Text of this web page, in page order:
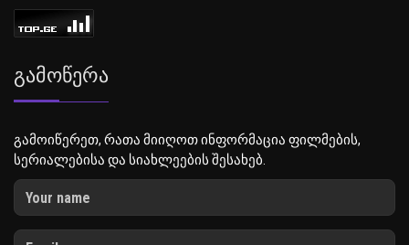
Გამოწერა
გამოიწერეთ, რათა მიიღოთ ინფორმაცია ფილმების,
სერიალებისა და სიახლეების შესახებ.